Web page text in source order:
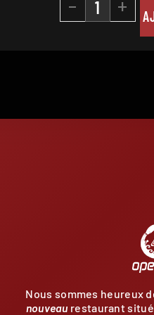
- +
Nous sommes heureux
nouveau restaurant situé